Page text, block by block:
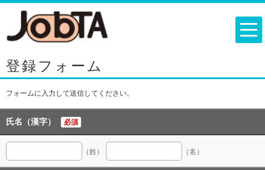
登録フォーム
フォームに入力して送信してください。
氏名（漢字） 必須
（姓） （名）